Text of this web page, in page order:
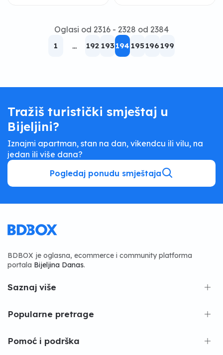
Oglasi od 2316 - 2328 od 2384
1 ... 192 193 194 195 196 199
Tražiš turistički smještaj u
Bijeljini?
Iznajmi apartman, stan na dan, vikendcu ili vilu, na
jedan ili više dana?
Pogledaj ponudu smještaja
BDBOX je oglasna, ecommerce i community platforma
portala Bijeljina Danas.
Saznaj više
Popularne pretrage
Pomoć i podrška